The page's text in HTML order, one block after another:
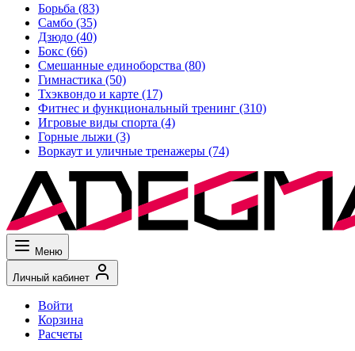
Борьба (83)
Самбо (35)
Дзюдо (40)
Бокс (66)
Смешанные единоборства (80)
Гимнастика (50)
Тхэквондо и карте (17)
Фитнес и функциональный тренинг (310)
Игровые виды спорта (4)
Горные лыжи (3)
Воркаут и уличные тренажеры (74)
Меню
Личный кабинет
Войти
Корзина
Расчеты